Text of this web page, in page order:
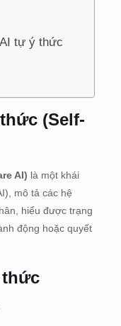
tự ý thức
(Self-
AI) là một khái
mô tả các hệ
hiểu được trạng
động hoặc quyết
thức